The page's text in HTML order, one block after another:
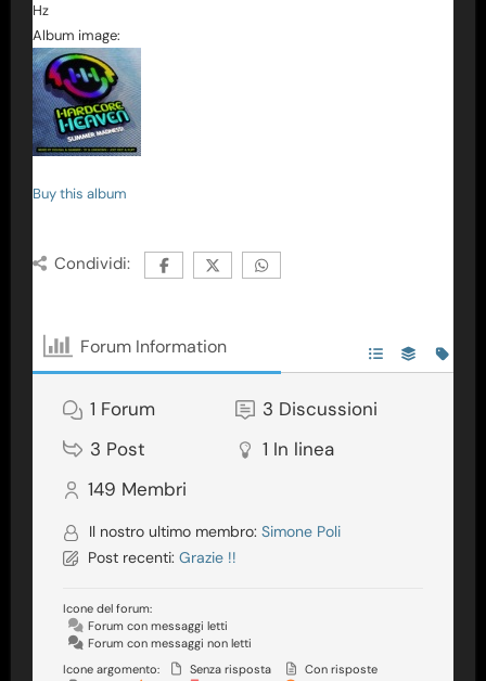
Hz
Album image:
Buy this album
Condividi:
Forum Information
1 Forum 3 Discussioni
3 Post 1 In linea
149 Membri
Il nostro ultimo membro: Simone Poli
Post recenti: Grazie !!
Icone del forum:
Forum con messaggi letti
Forum con messaggi non letti
Icone argomento:
Senza risposta
Con risposte